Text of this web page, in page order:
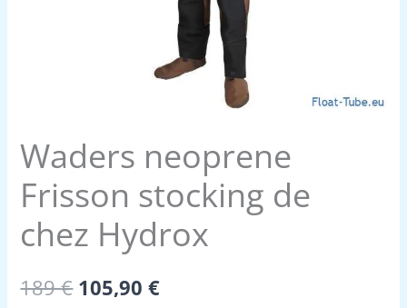
Waders neoprene
Frisson stocking de
chez Hydrox
189€ Le
105,90€Le